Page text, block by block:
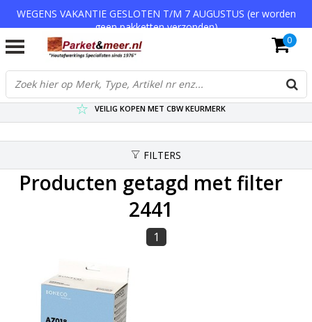
WEGENS VAKANTIE GESLOTEN T/M 7 AUGUSTUS (er worden
geen pakketten verzonden)
VERZENDKOSTEN € 7,95 (GRATIS VA €75,-)
SCHERPSTE PRIJZEN TOT WEL 75% KORTING !
VEILIG KOPEN MET CBW KEURMERK
0
FILTERS
Producten getagd met filter
2441
1